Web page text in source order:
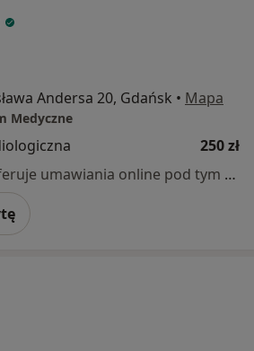
Andersa 20, Gdańsk • Mapa
Medyczne
250 zł
Specjalista nie oferuje umawiania online pod tym adresem.